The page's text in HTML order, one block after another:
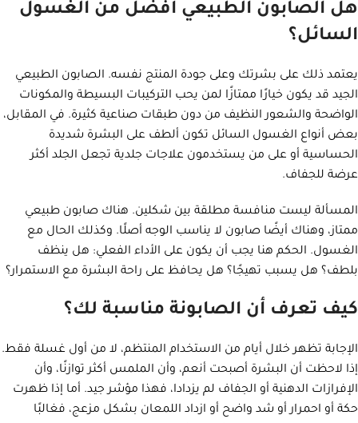
هل الصابون الطبيعي أفضل من الغسول
السائل؟
يعتمد ذلك على بشرتك وعلى جودة المنتج نفسه. الصابون الطبيعي
الجيد قد يكون خيارًا ممتازًا لمن يحب التركيبات البسيطة والمكونات
الواضحة والشعور النظيف من دون طبقات صناعية كثيرة. في المقابل،
بعض أنواع الغسول السائل تكون ألطف على البشرة شديدة
الحساسية أو على من يستخدمون علاجات جلدية تجعل الجلد أكثر
عرضة للجفاف.
المسألة ليست منافسة مطلقة بين شكلين. هناك صابون طبيعي
ممتاز، وهناك أيضًا صابون لا يناسب الوجه أصلًا. وكذلك الحال مع
الغسول. الحكم هنا يجب أن يكون على الأداء الفعلي: هل ينظف
بلطف؟ هل يسبب تهيجًا؟ هل يحافظ على راحة البشرة مع الاستمرار؟
كيف تعرف أن الصابونة مناسبة لك؟
الإجابة تظهر خلال أيام من الاستخدام المنتظم، لا من أول غسلة فقط.
إذا لاحظت أن البشرة أصبحت أنعم، وأن الملمس أكثر توازنًا، وأن
الإفرازات الدهنية أو الجفاف لم يزدادا، فهذا مؤشر جيد. أما إذا ظهرت
حكة أو احمرار أو شد واضح أو ازداد اللمعان بشكل مزعج، فغالبًا